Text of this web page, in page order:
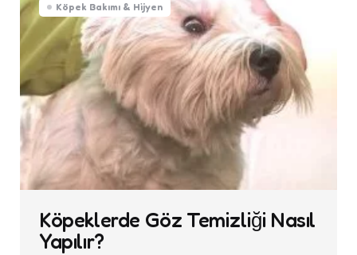
Köpek Bakımı & Hijyen
Köpeklerde Göz Temizliği Nasıl
Yapılır?